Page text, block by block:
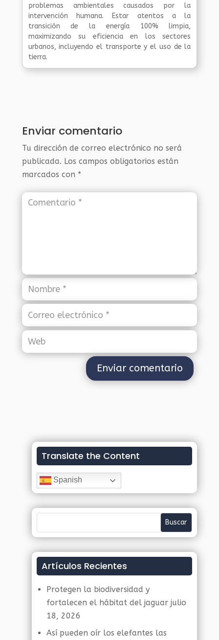
problemas ambientales causados por la
intervención humana. Estar atentos a la
transición de la energía 100% limpia,
maximizando su eficiencia en los sectores
urbanos, incluyendo el transporte y el uso de la
tierra.
Enviar comentario
Tu dirección de correo electrónico no será
publicada. Los campos obligatorios están
marcados con *
Translate the Content
Spanish
Artículos Recientes
Protegen la biodiversidad y
fortalecen el hábitat del jaguar julio
18, 2026
Así pueden oír los elefantes las